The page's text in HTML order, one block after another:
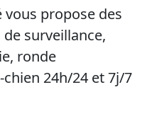
vous propose des
surveillance,
ronde
24h/24 et 7j/7